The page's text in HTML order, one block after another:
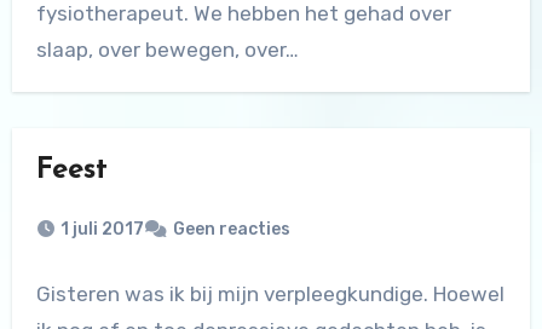
fysiotherapeut. We hebben het gehad over
slaap, over bewegen, over…
Feest
1 juli 2017 Geen reacties
Gisteren was ik bij mijn verpleegkundige. Hoewel